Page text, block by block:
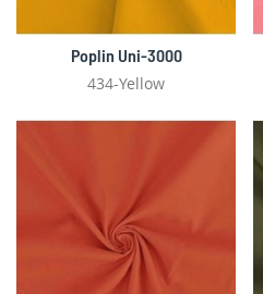
Poplin Uni-3000
434-Yellow